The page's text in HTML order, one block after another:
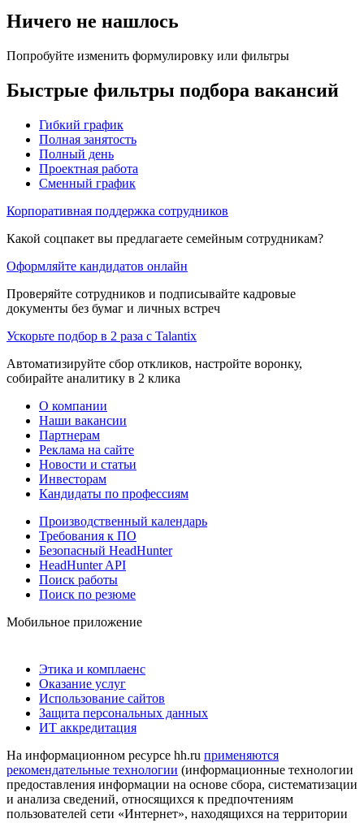
Ничего не нашлось
Попробуйте изменить формулировку или фильтры
Быстрые фильтры подбора вакансий
Гибкий график
Полная занятость
Полный день
Проектная работа
Сменный график
Корпоративная поддержка сотрудников
Какой соцпакет вы предлагаете семейным сотрудникам?
Оформляйте кандидатов онлайн
Проверяйте сотрудников и подписывайте кадровые
документы без бумаг и личных встреч
Ускорьте подбор в 2 раза с Talantix
Автоматизируйте сбор откликов, настройте воронку,
собирайте аналитику в 2 клика
О компании
Наши вакансии
Партнерам
Реклама на сайте
Новости и статьи
Инвесторам
Кандидаты по профессиям
Производственный календарь
Требования к ПО
Безопасный HeadHunter
HeadHunter API
Поиск работы
Поиск по резюме
Мобильное приложение
Этика и комплаенс
Оказание услуг
Использование сайтов
Защита персональных данных
ИТ аккредитация
На информационном ресурсе hh.ru применяются
рекомендательные технологии (информационные технологии
предоставления информации на основе сбора, систематизации
и анализа сведений, относящихся к предпочтениям
пользователей сети «Интернет», находящихся на территории